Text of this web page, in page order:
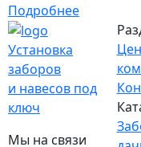
Подробнее
Установка
заборов
и навесов под
ключ
Мы на связи